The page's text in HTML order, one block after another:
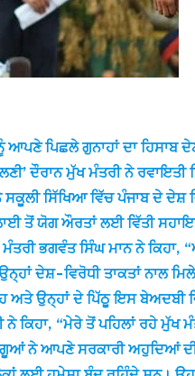
ਪਿਛਲੇ ਗੁਨਾਹਾਂ ਦਾ ਹਿਸਾਬ
ਦੌਰਾਨ ਮੁੱਖ ਮੰਤਰੀ ਨੇ ਰਵਾਇਤੀ
ਸਿੱਖਿਆ ਵਿੱਚ ਪੰਜਾਬ ਦੇ ਦੇਸ਼
ਤੋਂ ਯੋਗ ਔਰਤਾਂ ਲਈ ਵਿੱਤੀ
ਭਗਵੰਤ ਸਿੰਘ ਮਾਨ ਨੇ ਕਿਹਾ,
ਦੇਸ਼-ਵਿਰੋਧੀ ਤਾਕਤਾਂ ਨਾਲ
ਅਤੇ ਉਨ੍ਹਾਂ ਦੇ ਪਿੱਠੂ ਇਸ ਬੇਅਦਬੀ
“ਮੇਰੇ ਤੋਂ ਪਹਿਲਾਂ ਰਹੇ ਮੁੱਖ
ਨੇ ਆਪਣੇ ਸਰਕਾਰੀ ਅਹੁਦਿਆਂ